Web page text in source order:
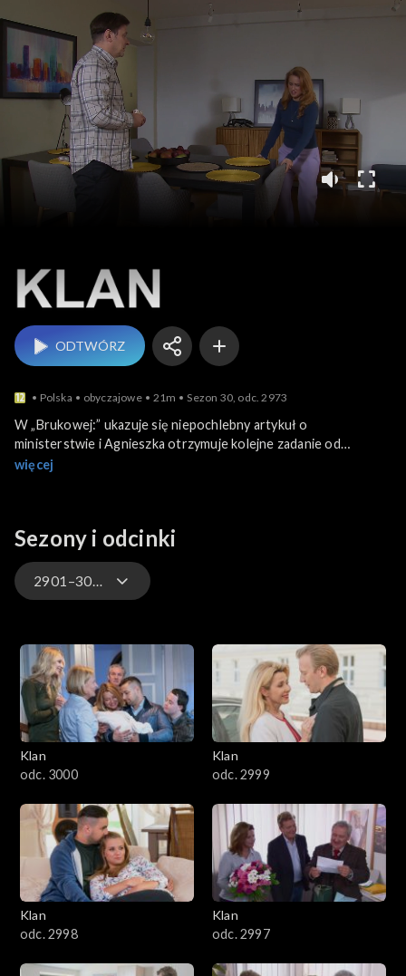
Klan
ODTWÓRZ
Polska obyczajowe 21m Sezon 30, odc. 2973
W „Brukowej:” ukazuje się niepochlebny artykuł o
ministerstwie i Agnieszka otrzymuje kolejne zadanie od
ministra. Informacje zdobyte od byłego męża Jadwigi nie są
więcej
Sezony i odcinki
2901–3000
4601–4700
4501–4600
4401–4500
4301–4400
4201–4300
4101–4200
Klan
odc. 3000
Klan
odc. 2999
Klan
odc. 2998
Klan
odc. 2997